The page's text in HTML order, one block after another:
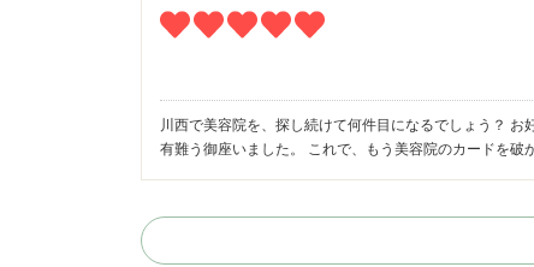
川西で美容院を、探し続けて何件目になるでしょう？
有難う御座いました。 これで、もう美容院のカードを破